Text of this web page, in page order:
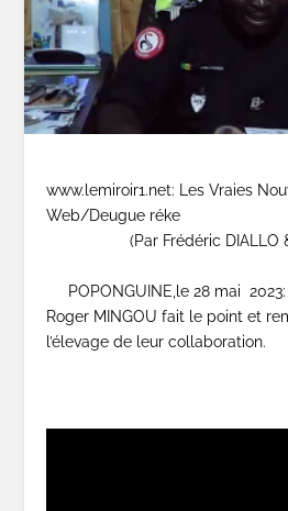
www.lemiroir1.net: Les Vraies
Web/
(Par Frédéric DIALLO &
POPONGUINE,le 28 mai
Roger MINGOU fait le point et
l’élevage de leur collaboration.